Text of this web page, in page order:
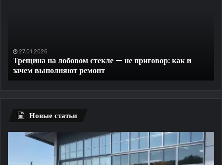
как
зачем
выполняют
27.01.2026
Трещина на лобовом стекле — не приговор: как и
зачем выполняют ремонт
Новые статьи